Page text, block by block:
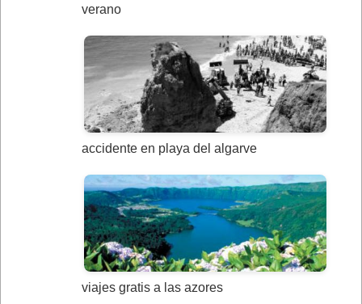
verano
accidente en playa del algarve
viajes gratis a las azores